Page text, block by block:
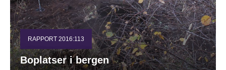
RAPPORT 2016:113
Boplatser i bergen